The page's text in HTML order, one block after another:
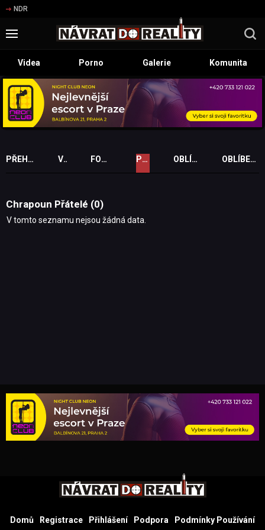
NDR
Videa Porno Galerie Komunita
PŘEHLED PROFILU VIDEA FOTOGALERIE PŘÁTELÉ OBLÍBENÁ VIDEA OBLÍBENÉ FOTOGALERIE
Chrapoun Přátelé (0)
V tomto seznamu nejsou žádná data.
Domů Registrace Přihlášení Podpora Podmínky Používání